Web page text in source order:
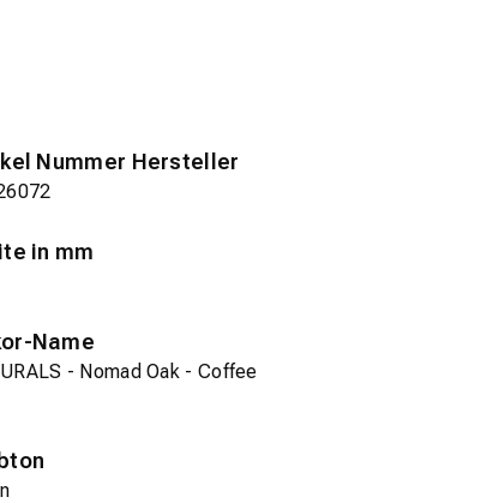
Nummer Hersteller
in mm
Name
- Nomad Oak - Coffee